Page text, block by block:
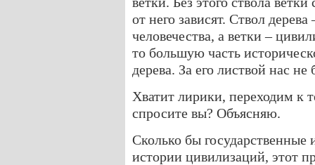
от него зависят. Ствол
человечества, а ветки –
то большую часть
дерева. За его листвой нас
Хватит лирики, переходим к
спросите вы? Объясняю.
Сколько бы государственные
истории цивилизаций, этот